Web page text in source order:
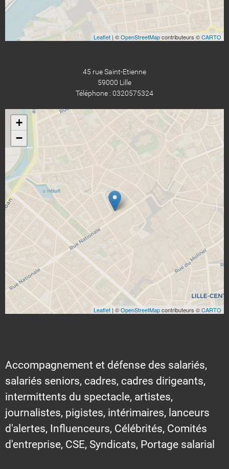
Leaflet | ©OpenStreetMapcontributeurs ©CARTO
45 rue Saint-Etienne
59000 Lille
Téléphone : 0320575324
+
−
Leaflet | ©OpenStreetMapcontributeurs ©CARTO
Accompagnement et défense des salariés,
salariés seniors, cadres, cadres dirigeants,
intermittents du spectacle, artistes,
journalistes, pigistes, intérimaires, lanceurs
d'alertes, Influenceurs, Célébrités, Comités
d'entreprise, CSE, Syndicats, Portage salarial